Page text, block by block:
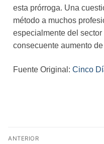
esta prórroga. Una
método a muchos
especialmente del
consecuente aumento
Fuente Original: Cinco
ANTERIOR